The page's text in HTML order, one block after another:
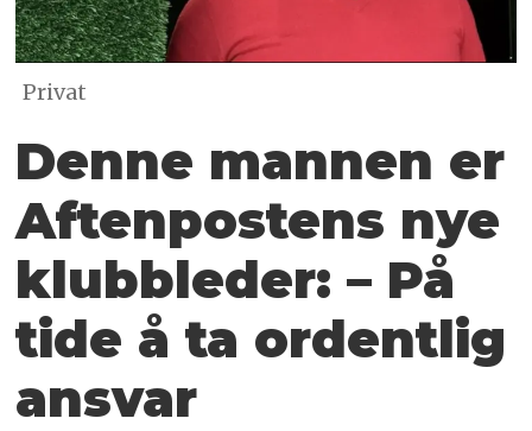
Privat
Denne mannen er
Aftenpostens nye
klubbleder: – På
tide å ta ordentlig
ansvar